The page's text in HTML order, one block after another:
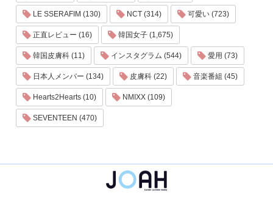
LE SSERAFIM (130) NCT (314) 可愛い (723)
正直レビュー (16) 韓国女子 (1,675)
韓国皮膚科 (11) インスタグラム (544) 愛用 (73)
日本人メンバー (134) 皮膚科 (22) 音楽番組 (45)
Hearts2Hearts (10) NMIXX (109)
SEVENTEEN (470)